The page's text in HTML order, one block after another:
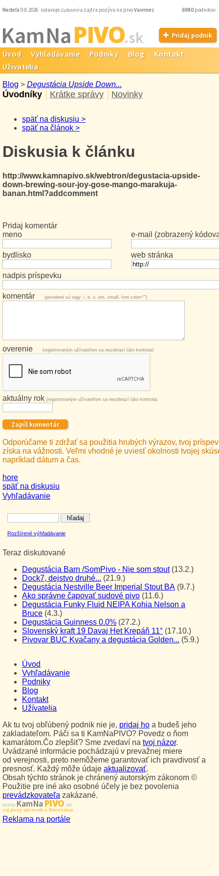
Nedeľa 9.8.2026 oslavuje Ľubomíra zajtra pozýva na pivoVavrinec 6980 podnikov
Kam NaPIVO.sk Pridaj podnik
Úvod Vyhľadávanie Podniky Blog
Kontakt
Užívatelia
Blog > Degustácia Upside Down...
Úvodníky Krátke správy Novinky
Vyhľadávanie
Rozšírené výhľadávanie
Teraz diskutované
Degustácia Barn /SomPivo - Nie som stout(13.2.)
Dock7, dejstvo druhé... (21.9.)
Degustácia Nestville Beer Imperial Stout BA (9.7.)
Ako správne čapovať sudové pivo (11.6.)
Degustácia Funky Fluid NEIPA Kohia Nelson a
Bruce (4.3.)
Degustácia Guinness 0.0% (27.2.)
Slovenský kraft 19 Davaj Het Krepáň 11° (17.10.)
Pivovar BUC Kvačany a degustácia Golden... (5.9.)
späť na diskusiu >
späť na článok >
Diskusia k článku
http://www.kamnapivo.sk/webtron/degustacia-upside-
down-brewing-sour-joy-gose-mango-marakuja-
banan.html?addcomment
Pridaj komentár
meno
bydlisko
e-mail (zobrazený
web stránka
nadpis príspevku
komentár (povolené sú tagy: i, b, u, em, small, font color="")
overenie (registrovaným užívateľom sa nezobrazí táto kontrola)
aktuálny rok (registrovaným užívateľom sa nezobrazí táto kontrola)
Odporúčame ti zdržať sa použitia hrubých výrazov, tvoj
získa na vážnosti. Veľmi vhodné je uviesť okolnosti tvojej
napríklad dátum a čas.
hore
späť na diskusiu
Úvod
Vyhľadávanie
Podniky
Blog
Kontakt
Užívatelia
Ak tu tvoj obľúbený podnik nie je, pridaj ho a budeš jeho
zakladateľom. Páči sa ti KamNaPIVO? Povedz o ňom
kamarátom.Čo zlepšiť? Sme zvedaví na tvoj názor.
Uvádzané informácie pochádzajú v prevažnej miere
od verejnosti, preto nemôžeme garantovať ich pravdivosť a
presnosť. Každý môže údaje aktualizovať.
Obsah týchto stránok je chránený autorským zákonom ©
Použitie pre iné ako osobné účely je bez povolenia
prevádzkovateľa zakázané.
www.Kam NaPIVO.sk
Tvoj pivný sprievodca Slovenskom
Reklama na portále